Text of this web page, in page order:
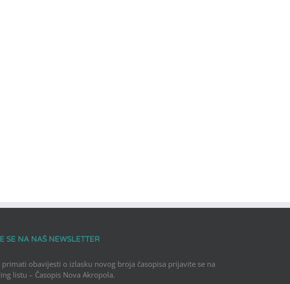
SE NA NAŠ NEWSLETTER
primati obavijesti o izlasku novog broja časopisa prijavite se na
listu – Časopis Nova Akropola.